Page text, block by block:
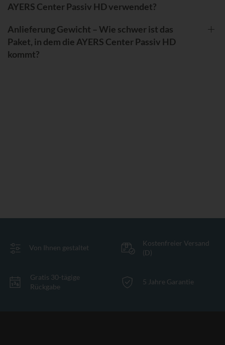
AYERS Center Passiv HD verwendet?
Anlieferung Gewicht – Wie schwer ist das
Paket, in dem die AYERS Center Passiv HD
kommt?
Von Ihnen gestaltet
Kostenfreier Versand
(D)
Gratis 30-tägige
Rückgabe
5 Jahre Garantie